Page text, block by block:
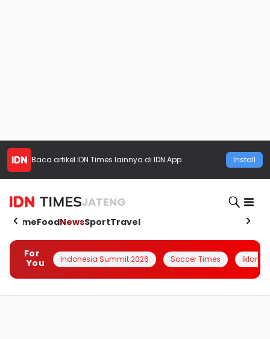
Baca artikel IDN Times lainnya di IDN App Install
JATENG
HomeFoodNewsSportTravel
For
You
Indonesia Summit 2026 Soccer Times Iklanin